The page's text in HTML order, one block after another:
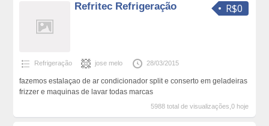
R$0
Refritec Refrigeração
Refrigeração jose melo 28/03/2015
fazemos estalaçao de ar condicionador split e conserto em geladeiras
frizzer e maquinas de lavar todas marcas
5988 total de visualizações,0 hoje